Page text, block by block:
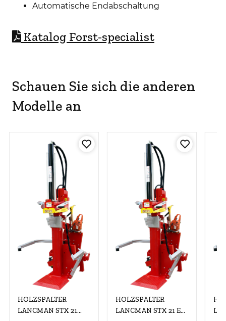
Automatische Endabschaltung
Katalog Forst-specialist
Schauen Sie sich die anderen
Modelle an
HOLZSPALTER
LANCMAN STX 21
HOLZSPALTER
LANCMAN STX 21 EL